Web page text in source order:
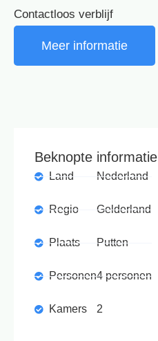
Contactloos verblijf
Meer informatie
Beknopte informatie
Land
Regio
Plaats
Personen
Kamers
Nederland
Gelderland
Putten
4 personen
2